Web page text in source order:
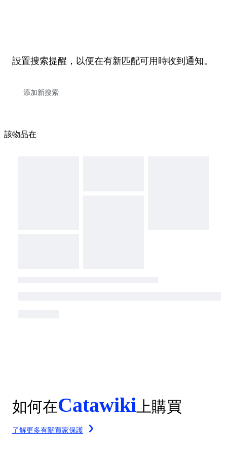
設置搜索提醒，以便在有新匹配可用時收到通知。
該物品在
如何在Catawiki 上購買
了解更多有關買家保護